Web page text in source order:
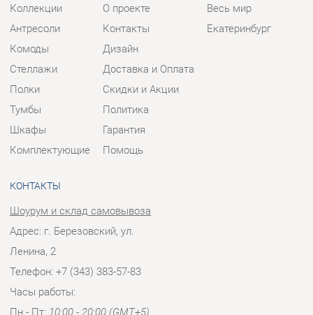
Шкафы
Комплектующие
Политика
Помощь
КОНТАКТЫ
Шоурум и склад самовывоза
Адрес: г. Березовский, ул.
Ленина, 2
Часы работы:
Пн - Пт:10:00 - 20:00 (GMT+5)
Отправить сообщение
© 2009-2026 Корпусная мебель Екатеринбург